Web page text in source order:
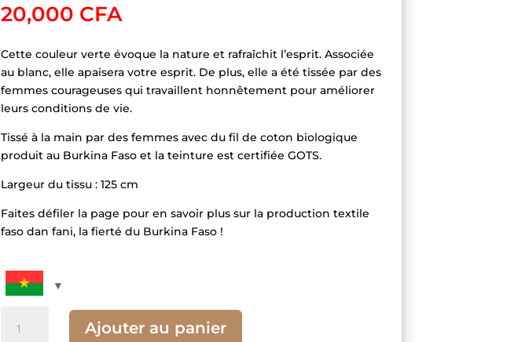
20,000 CFA
Cette couleur verte évoque la nature et rafraîchit l’esprit. Associée
au blanc, elle apaisera votre esprit. De plus, elle a été tissée par des
femmes courageuses qui travaillent honnêtement pour améliorer
leurs conditions de vie.
Tissé à la main par des femmes avec du fil de coton biologique
produit au Burkina Faso et la teinture est certifiée GOTS.
Largeur du tissu : 125 cm
Faites défiler la page pour en savoir plus sur la production textile
faso dan fani, la fierté du Burkina Faso !
Ajouter au panier